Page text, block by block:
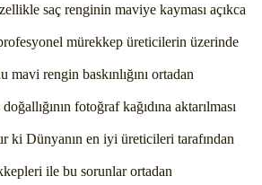
saç renginin maviye kayması açıkca
mürekkep üreticilerin üzerinde
mavi rengin baskınlığını ortadan
fotoğraf kağıdına aktarılması
ki Dünyanın en iyi üreticileri tarafından
ile bu sorunlar ortadan